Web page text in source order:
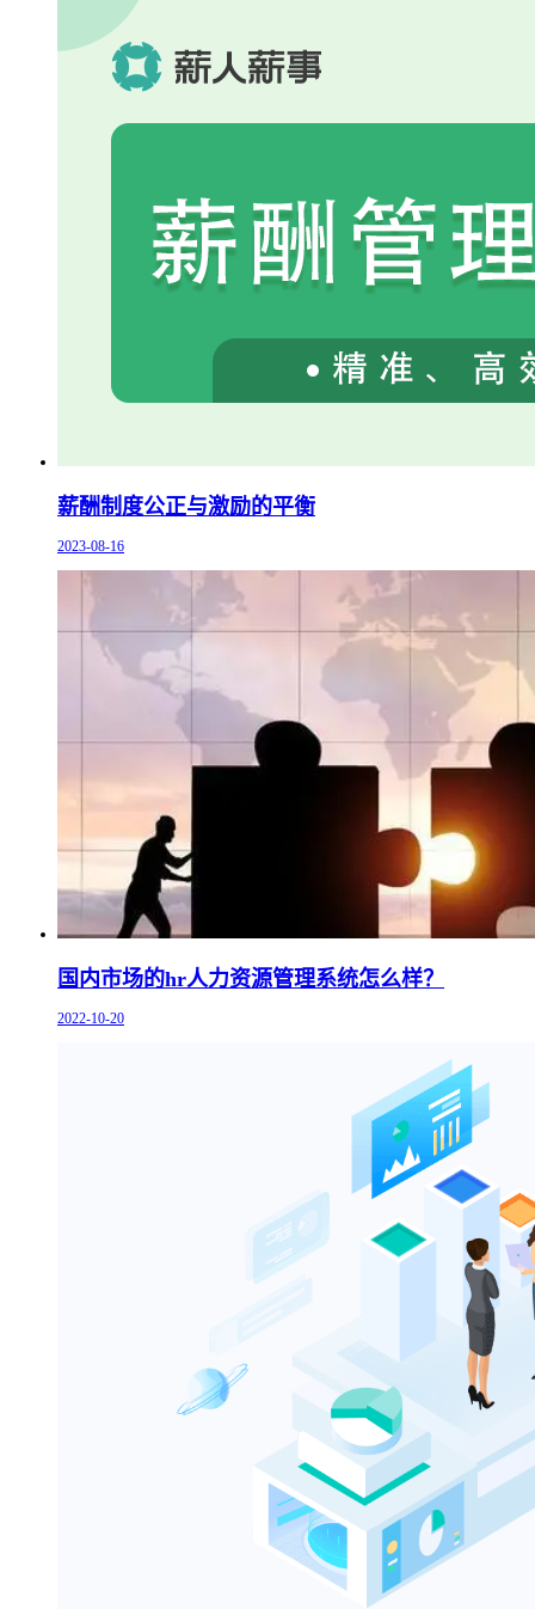
薪酬制度公正与激励的平衡
2023-08-16
国内市场的hr人力资源管理系统怎么样？
2022-10-20